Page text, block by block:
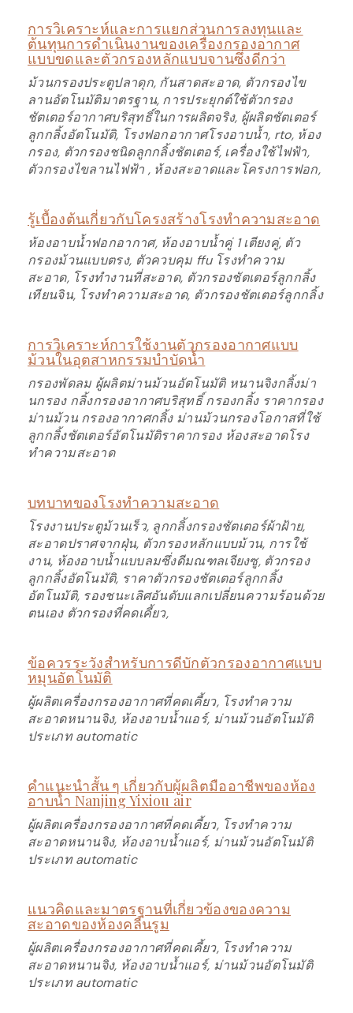
การวิเคราะห์และการแยกส่วนการลงทุนและ
ต้นทุนการดำเนินงานของเครื่องกรองอากาศ
แบบขดและตัวกรองหลักแบบจานซึ่งดีกว่า
ม้วนกรองประตูปลาดุก, กันสาดสะอาด, ตัวกรองไข
ลานอัตโนมัติมาตรฐาน, การประยุกต์ใช้ตัวกรอง
ชัตเตอร์อากาศบริสุทธิ์ในการผลิตจริง, ผู้ผลิตชัตเตอร์
ลูกกลิ้งอัตโนมัติ, โรงฟอกอากาศโรงอาบน้ำ, rto, ห้อง
กรอง, ตัวกรองชนิดลูกกลิ้งชัตเตอร์, เครื่องใช้ไฟฟ้า,
ตัวกรองไขลานไฟฟ้า , ห้องสะอาดและโครงการฟอก,
รู้เบื้องต้นเกี่ยวกับโครงสร้างโรงทำความสะอาด
ห้องอาบน้ำฟอกอากาศ, ห้องอาบน้ำคู่ 1 เตียงคู่, ตัว
กรองม้วนแบบตรง, ตัวควบคุม ffu โรงทำความ
สะอาด, โรงทำงานที่สะอาด, ตัวกรองชัตเตอร์ลูกกลิ้ง
เทียนจิน, โรงทำความสะอาด, ตัวกรองชัตเตอร์ลูกกลิ้ง
การวิเคราะห์การใช้งานตัวกรองอากาศแบบ
ม้วนในอุตสาหกรรมบำบัดน้ำ
กรองพัดลม ผู้ผลิตม่านม้วนอัตโนมัติ หนานจิงกลิ้งม่า
นกรอง กลิ้งกรองอากาศบริสุทธิ์ กรองกลิ้ง ราคากรอง
ม่านม้วน กรองอากาศกลิ้ง ม่านม้วนกรองโอกาสที่ใช้
ลูกกลิ้งชัตเตอร์อัตโนมัติราคากรอง ห้องสะอาดโรง
ทำความสะอาด
บทบาทของโรงทำความสะอาด
โรงงานประตูม้วนเร็ว, ลูกกลิ้งกรองชัตเตอร์ผ้าฝ้าย,
สะอาดปราศจากฝุ่น, ตัวกรองหลักแบบม้วน, การใช้
งาน, ห้องอาบน้ำแบบลมซึ่งดีมณฑลเจียงซู, ตัวกรอง
ลูกกลิ้งอัตโนมัติ, ราคาตัวกรองชัตเตอร์ลูกกลิ้ง
อัตโนมัติ, รองชนะเลิศอันดับแลกเปลี่ยนความร้อนด้วย
ตนเอง ตัวกรองที่คดเคี้ยว,
ข้อควรระวังสำหรับการดีบักตัวกรองอากาศแบบ
หมุนอัตโนมัติ
ผู้ผลิตเครื่องกรองอากาศที่คดเคี้ยว, โรงทำความ
สะอาดหนานจิง, ห้องอาบน้ำแอร์, ม่านม้วนอัตโนมัติ
ประเภท automatic
คำแนะนำสั้น ๆ เกี่ยวกับผู้ผลิตมืออาชีพของห้อง
อาบน้ำ Nanjing Yixiou air
ผู้ผลิตเครื่องกรองอากาศที่คดเคี้ยว, โรงทำความ
สะอาดหนานจิง, ห้องอาบน้ำแอร์, ม่านม้วนอัตโนมัติ
ประเภท automatic
แนวคิดและมาตรฐานที่เกี่ยวข้องของความ
สะอาดของห้องคลีนรูม
ผู้ผลิตเครื่องกรองอากาศที่คดเคี้ยว, โรงทำความ
สะอาดหนานจิง, ห้องอาบน้ำแอร์, ม่านม้วนอัตโนมัติ
ประเภท automatic